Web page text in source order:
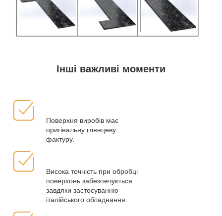
Інші важливі моменти
Поверхня виробів має
оригінальну глянцеву
фактуру.
Висока точність при обробці
поверхонь забезпечується
завдяки застосуванню
італійського обладнання.